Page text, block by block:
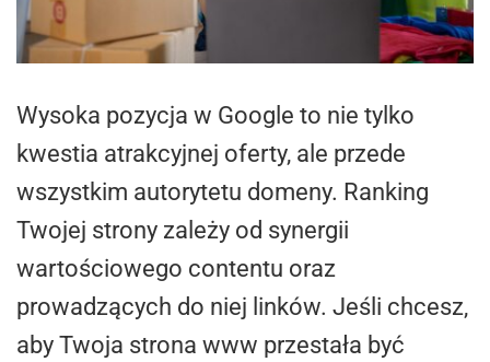
Wysoka pozycja w Google to nie tylko
kwestia atrakcyjnej oferty, ale przede
wszystkim autorytetu domeny. Ranking
Twojej strony zależy od synergii
wartościowego contentu oraz
prowadzących do niej linków. Jeśli chcesz,
aby Twoja strona www przestała być